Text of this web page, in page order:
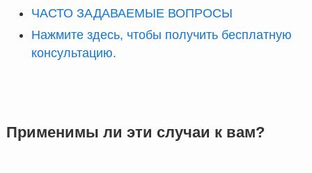
ЧАСТО ЗАДАВАЕМЫЕ ВОПРОСЫ
Нажмите здесь, чтобы получить бесплатную
консультацию.
Применимы ли эти случаи к вам?